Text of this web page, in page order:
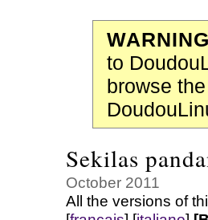
to
browse
Sekilas
October 2011
All the versions of